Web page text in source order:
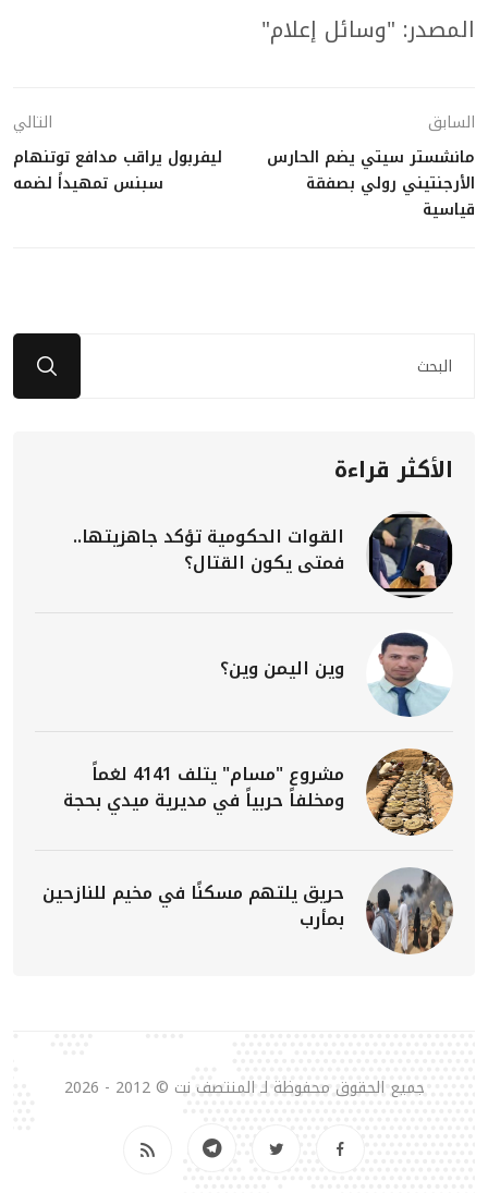
المصدر: "وسائل إعلام"
السابق
مانشستر سيتي يضم الحارس
الأرجنتيني رولي بصفقة
قياسية
التالي
ليفربول يراقب مدافع توتنهام
سبنس تمهيداً لضمه
الأكثر قراءة
القوات الحكومية تؤكد جاهزيتها..
فمتى يكون القتال؟
وين اليمن وين؟
مشروع "مسام" يتلف 4141 لغماً
ومخلفاً حربياً في مديرية ميدي بحجة
حريق يلتهم مسكنًا في مخيم للنازحين
بمأرب
جميع الحقوق محفوظة لـ المنتصف نت © 2012 - 2026